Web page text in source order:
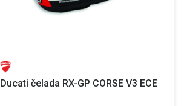
Ducati čelada RX-GP CORSE V3 ECE